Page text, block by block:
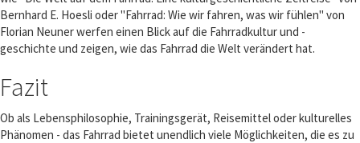
Bernhard E. Hoesli oder "Fahrrad: Wie wir fahren, was wir fühlen" von
Florian Neuner werfen einen Blick auf die Fahrradkultur und -
geschichte und zeigen, wie das Fahrrad die Welt verändert hat.
Fazit
Ob als Lebensphilosophie, Trainingsgerät, Reisemittel oder kulturelles
Phänomen - das Fahrrad bietet unendlich viele Möglichkeiten, die es zu